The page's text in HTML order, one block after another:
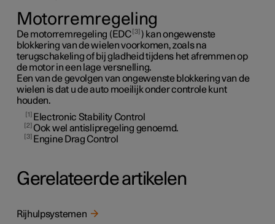
Motorremregeling
De motorremregeling (EDC 3 ) kan ongewenste
blokkering van de wielen voorkomen, zoals na
terugschakeling of bij gladheid tijdens het afremmen op
de motor in een lage versnelling.
Een van de gevolgen van ongewenste blokkering van de
wielen is dat u de auto moeilijk onder controle kunt
houden.
1 Electronic Stability Control
2 Ook wel antislipregeling genoemd.
3 Engine Drag Control
Gerelateerde artikelen
Rijhulpsystemen